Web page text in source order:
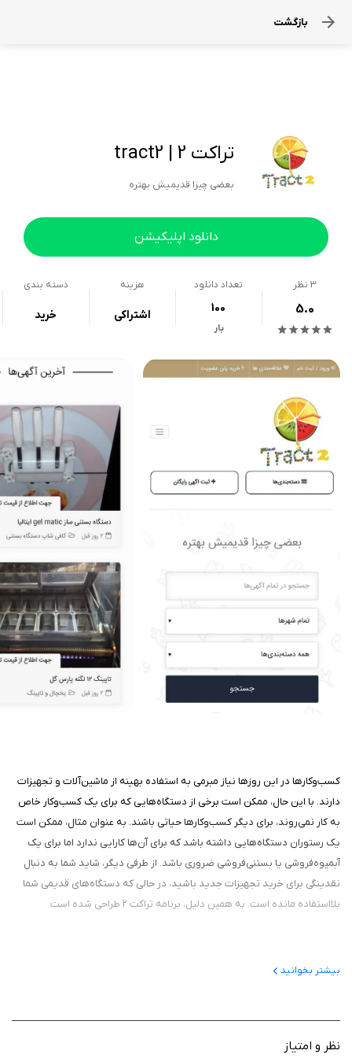
بازگشت
تراکت 2 | tract2
بعضی چیزا قدیمیش بهتره
دانلود اپلیکیشن
3 نظر
5.0
تعداد دانلود
100
بار
هزینه
اشتراکی
دسته بندی
خرید
کسب‌وکارها در این روزها نیاز مبرمی به استفاده بهینه از ماشین‌آلات و تجهیزات
دارند. با این حال، ممکن است برخی از دستگاه‌هایی که برای یک کسب‌وکار خاص
به کار نمی‌روند، برای دیگر کسب‌وکارها حیاتی باشند. به عنوان مثال، ممکن است
یک رستوران دستگاه‌هایی داشته باشد که برای آن‌ها کارایی ندارد اما برای یک
آبمیوه‌فروشی یا بستنی‌فروشی ضروری باشد. از طرفی دیگر، شاید شما به دنبال
نقدینگی برای خرید تجهیزات جدید باشید، در حالی که دستگاه‌های قدیمی شما
بلااستفاده مانده است. به همین دلیل، برنامه تراکت ۲ طراحی شده است.
هدف از طراحی برنامه
آبمیوه‌فروشی، بستنی و کافی‌شاپ‌ها، یک فضای دیجیتالی متمایز ایجاد کرده‌است.
این پلتفرم به شما این امکان را می‌دهد تا به آسانی و سریع ماشین‌آلات و اثاثیه
بیشتر بخوانید
نظر و امتیاز